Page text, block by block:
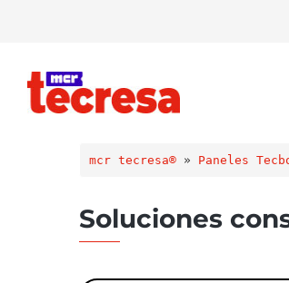
mcr tecresa® » Paneles
Soluciones